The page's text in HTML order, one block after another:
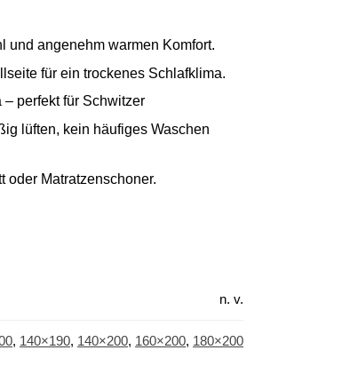
und angenehm warmen Komfort.
für ein trockenes Schlafklima.
perfekt für Schwitzer
lüften, kein häufiges Waschen
oder Matratzenschoner.
n. v.
, 140×190, 140×200, 160×200, 180×200